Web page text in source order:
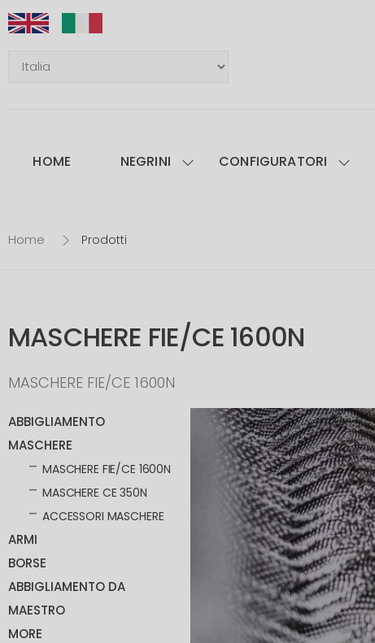
HOME NEGRINI CONFIGURATORI
Home Prodotti
MASCHERE FIE/CE 1600N
MASCHERE FIE/CE 1600N
ABBIGLIAMENTO
MASCHERE
MASCHERE FIE/CE 1600N
MASCHERE CE 350N
ACCESSORI MASCHERE
ARMI
BORSE
ABBIGLIAMENTO DA
MAESTRO
MORE